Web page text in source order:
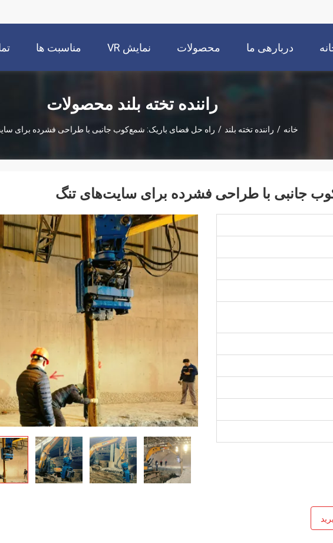
دربارهی ما محصولات نمایش VR مناسبت ها
راننده تخته بلند محصولات
خانه / راننده تخته بلند / راه حل فضای باریک: شمع‌کوب جانبی با طراحی فشرده برای
جانبی با طراحی فشرده برای سایت‌های تنگ